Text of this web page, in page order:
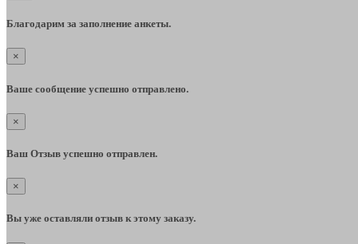
Благодарим за заполнение анкеты.
×
Ваше сообщение успешно отправлено.
×
Ваш Отзыв успешно отправлен.
×
Вы уже оставляли отзыв к этому заказу.